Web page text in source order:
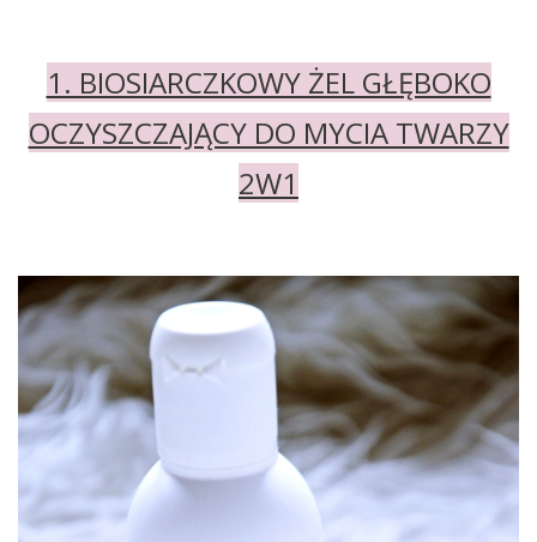
1. BIOSIARCZKOWY ŻEL GŁĘBOKO
OCZYSZCZAJĄCY DO MYCIA TWARZY
2W1